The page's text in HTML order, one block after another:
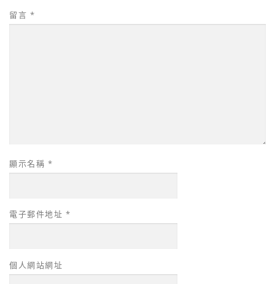
留言 *
顯示名稱 *
電子郵件地址 *
個人網站網址